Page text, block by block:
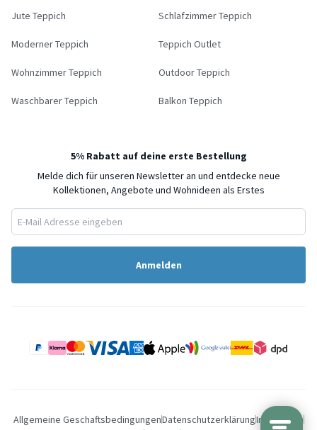
Jute Teppich Schlafzimmer Teppich
Moderner Teppich Teppich Outlet
Wohnzimmer Teppich Outdoor Teppich
Waschbarer Teppich Balkon Teppich
5% Rabatt auf deine erste Bestellung
Melde dich für unseren Newsletter an und entdecke neue
Kollektionen, Angebote und Wohnideen als Erstes
Anmelden
Allgemeine GeschaftsbedingungenDatenschutzerklärungImpressum